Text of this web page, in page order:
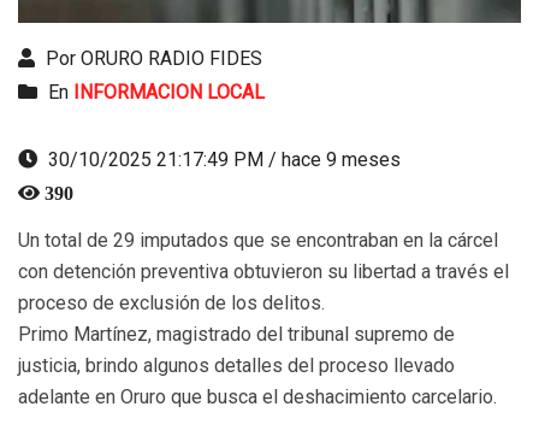
Por ORURO RADIO FIDES
En
INFORMACION LOCAL
30/10/2025 21:17:49 PM / hace 9 meses
390
Un total de 29 imputados que se encontraban en la cárcel
con detención preventiva obtuvieron su libertad a través el
proceso de exclusión de los delitos.
Primo Martínez, magistrado del tribunal supremo de
justicia, brindo algunos detalles del proceso llevado
adelante en Oruro que busca el deshacimiento carcelario.